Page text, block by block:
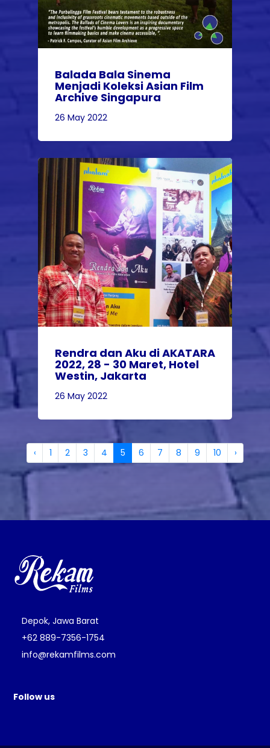
Balada Bala Sinema
Menjadi Koleksi Asian Film
Archive Singapura
26 May 2022
Rendra dan Aku di AKATARA
2022, 28 - 30 Maret, Hotel
Westin, Jakarta
26 May 2022
‹ 1 2 3 4 5 6 7 8 9 10 ›
Depok, Jawa Barat
+62 889-7356-1754
info@rekamfilms.com
Follow us